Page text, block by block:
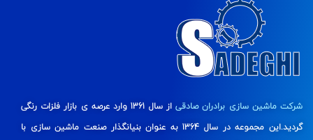
شرکت ماشین سازی برادران صادقی
از سال 1361 وارد عرصه ی بازار فلزات رنگی
گردید.این مجموعه در سال 1364 به عنوان بنیانگذار صنعت ماشین سازی با